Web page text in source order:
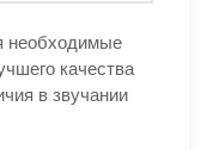
необходимые
качества
в звучании